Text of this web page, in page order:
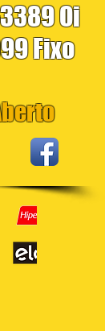
Oi
Fixo